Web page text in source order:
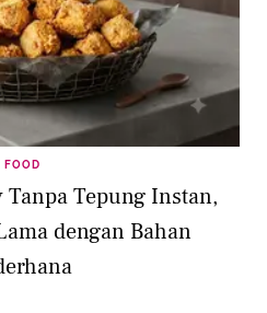
FOOD
Tanpa Tepung Instan,
dengan Bahan